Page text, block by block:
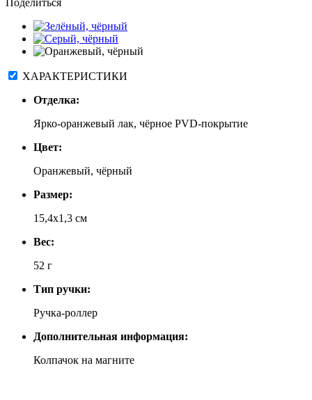
Поделиться
ХАРАКТЕРИСТИКИ
Отделка:
Ярко-оранжевый лак, чёрное PVD-покрытие
Цвет:
Оранжевый, чёрный
Размер:
15,4х1,3 см
Вес:
52 г
Тип ручки:
Ручка-роллер
Дополнительная информация:
Колпачок на магните